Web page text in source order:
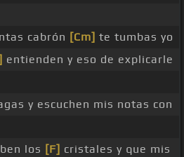
cabrón [Cm] te tumbas yo
entienden y eso de explicarle
y escuchen mis notas con
los [F] cristales y que mis